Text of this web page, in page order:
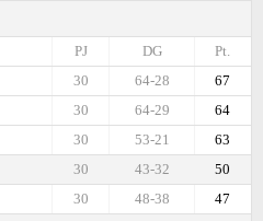
Pt.
DG
PJ
67
64-28
30
64
64-29
30
63
53-21
30
50
43-32
30
47
48-38
30